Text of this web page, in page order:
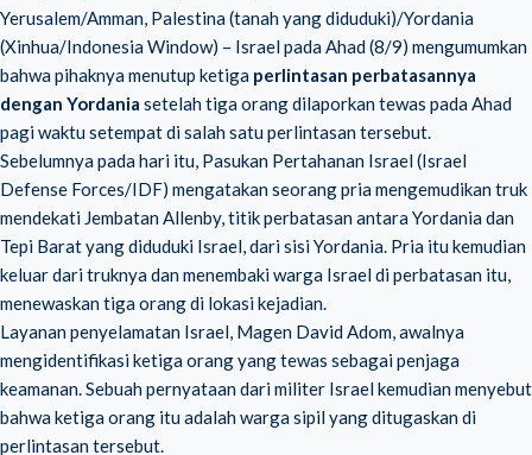
Yerusalem/Amman, Palestina (tanah yang diduduki)/Yordania
(Xinhua/Indonesia Window) – Israel pada Ahad (8/9) mengumumkan
bahwa pihaknya menutup ketiga perlintasan perbatasannya
dengan Yordania setelah tiga orang dilaporkan tewas pada Ahad
pagi waktu setempat di salah satu perlintasan tersebut.
Sebelumnya pada hari itu, Pasukan Pertahanan Israel (Israel
Defense Forces/IDF) mengatakan seorang pria mengemudikan truk
mendekati Jembatan Allenby, titik perbatasan antara Yordania dan
Tepi Barat yang diduduki Israel, dari sisi Yordania. Pria itu kemudian
keluar dari truknya dan menembaki warga Israel di perbatasan itu,
menewaskan tiga orang di lokasi kejadian.
Layanan penyelamatan Israel, Magen David Adom, awalnya
mengidentifikasi ketiga orang yang tewas sebagai penjaga
keamanan. Sebuah pernyataan dari militer Israel kemudian menyebut
bahwa ketiga orang itu adalah warga sipil yang ditugaskan di
perlintasan tersebut.